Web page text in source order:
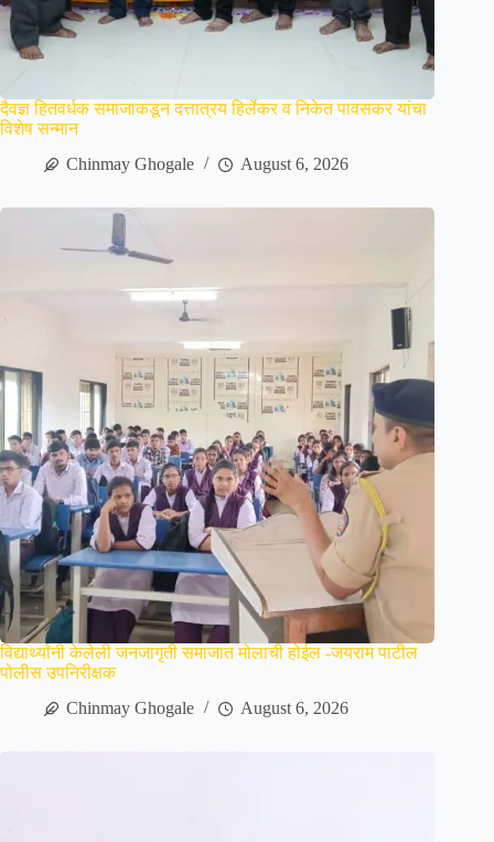
दैवज्ञ हितवर्धक समाजाकडून दत्तात्रय हिर्लेकर व निकेत पावसकर यांचा
विशेष सन्मान
Chinmay Ghogale
August 6, 2026
विद्यार्थ्यांनी केलेली जनजागृती समाजात मोलाची होईल -जयराम पाटील
पोलीस उपनिरीक्षक
Chinmay Ghogale
August 6, 2026